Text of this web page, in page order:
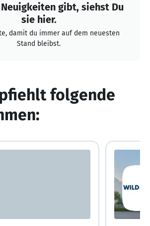
gibt, siehst Du
sie hier.
damit du immer auf dem neuesten
Stand bleibst.
folgende